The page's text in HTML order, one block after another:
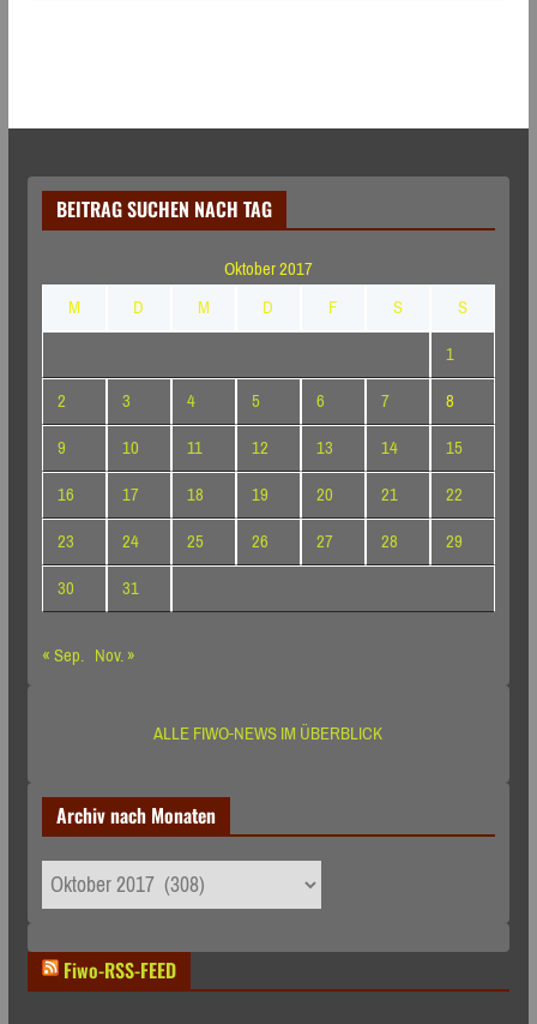
BEITRAG SUCHEN NACH TAG
Oktober 2017
M
D M D F S
S
1
2
3 4 5 6 7
8
9
10 11 12 13 14
15
16
17 18 19 20 21
22
23
24 25 26 27 28
29
30
31
« Sep. Nov. »
ALLE FIWO-NEWS IM ÜBERBLICK
Archiv nach Monaten
Archiv
nach
Fiwo-RSS-FEED